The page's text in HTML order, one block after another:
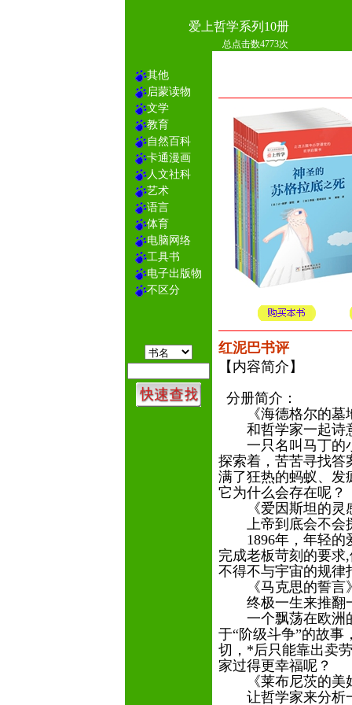
爱上哲学系列10册
总点击数4773次
其他
启蒙读物
文学
教育
自然百科
卡通漫画
人文社科
艺术
语言
体育
电脑网络
工具书
电子出版物
不区分
红泥巴书评
【内容简介】
分册简介：
《海德格尔的墓
和哲学家一起诗
一只名叫马丁的小
探索着，苦苦寻找答
满了狂热的蚂蚁、发
它为什么会存在呢？
《爱因斯坦的灵
上帝到底会不会
1896年，年轻的
完成老板苛刻的要
不得不与宇宙的规
《马克思的誓言
终极一生来推翻
一个飘荡在欧洲
于“阶级斗争”的故事
切，*后只能靠出卖
家过得更幸福呢？
《莱布尼茨的美
让哲学家来分析